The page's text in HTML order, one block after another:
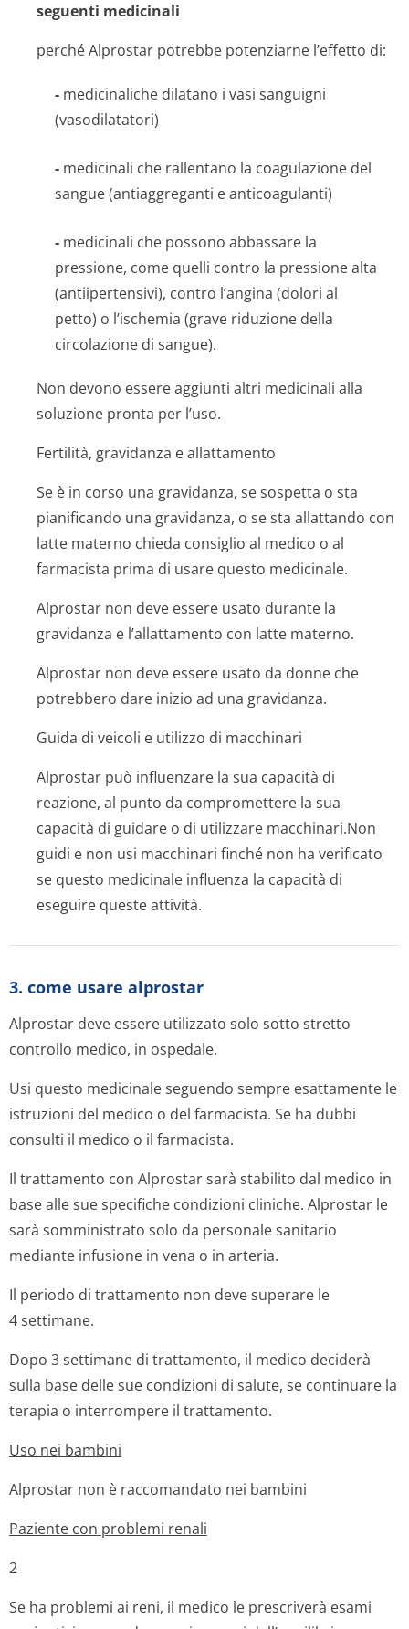
seguenti medicinali
perché Alprostar potrebbe potenziarne l’effetto di:
- medicinaliche dilatano i vasi sanguigni
(vasodilatatori)
- medicinali che rallentano la coagulazione del
sangue (antiaggreganti e anticoagulanti)
- medicinali che possono abbassare la
pressione, come quelli contro la pressione alta
(antiipertensivi), contro l’angina (dolori al
petto) o l’ischemia (grave riduzione della
circolazione di sangue).
Non devono essere aggiunti altri medicinali alla
soluzione pronta per l’uso.
Fertilità, gravidanza e allattamento
Se è in corso una gravidanza, se sospetta o sta
pianificando una gravidanza, o se sta allattando con
latte materno chieda consiglio al medico o al
farmacista prima di usare questo medicinale.
Alprostar non deve essere usato durante la
gravidanza e l’allattamento con latte materno.
Alprostar non deve essere usato da donne che
potrebbero dare inizio ad una gravidanza.
Guida di veicoli e utilizzo di macchinari
Alprostar può influenzare la sua capacità di
reazione, al punto da compromettere la sua
capacità di guidare o di utilizzare macchinari.Non
guidi e non usi macchinari finché non ha verificato
se questo medicinale influenza la capacità di
eseguire queste attività.
3. come usare alprostar
Alprostar deve essere utilizzato solo sotto stretto
controllo medico, in ospedale.
Usi questo medicinale seguendo sempre esattamente le
istruzioni del medico o del farmacista. Se ha dubbi
consulti il medico o il farmacista.
Il trattamento con Alprostar sarà stabilito dal medico in
base alle sue specifiche condizioni cliniche. Alprostar le
sarà somministrato solo da personale sanitario
mediante infusione in vena o in arteria.
Il periodo di trattamento non deve superare le
4 settimane.
Dopo 3 settimane di trattamento, il medico deciderà
sulla base delle sue condizioni di salute, se continuare la
terapia o interrompere il trattamento.
Uso nei bambini
Alprostar non è raccomandato nei bambini
Paziente con problemi renali
2
Se ha problemi ai reni, il medico le prescriverà esami